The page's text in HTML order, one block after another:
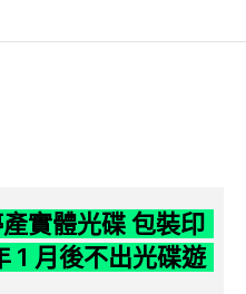
實體光碟 包裝印
1 月後不出光碟遊